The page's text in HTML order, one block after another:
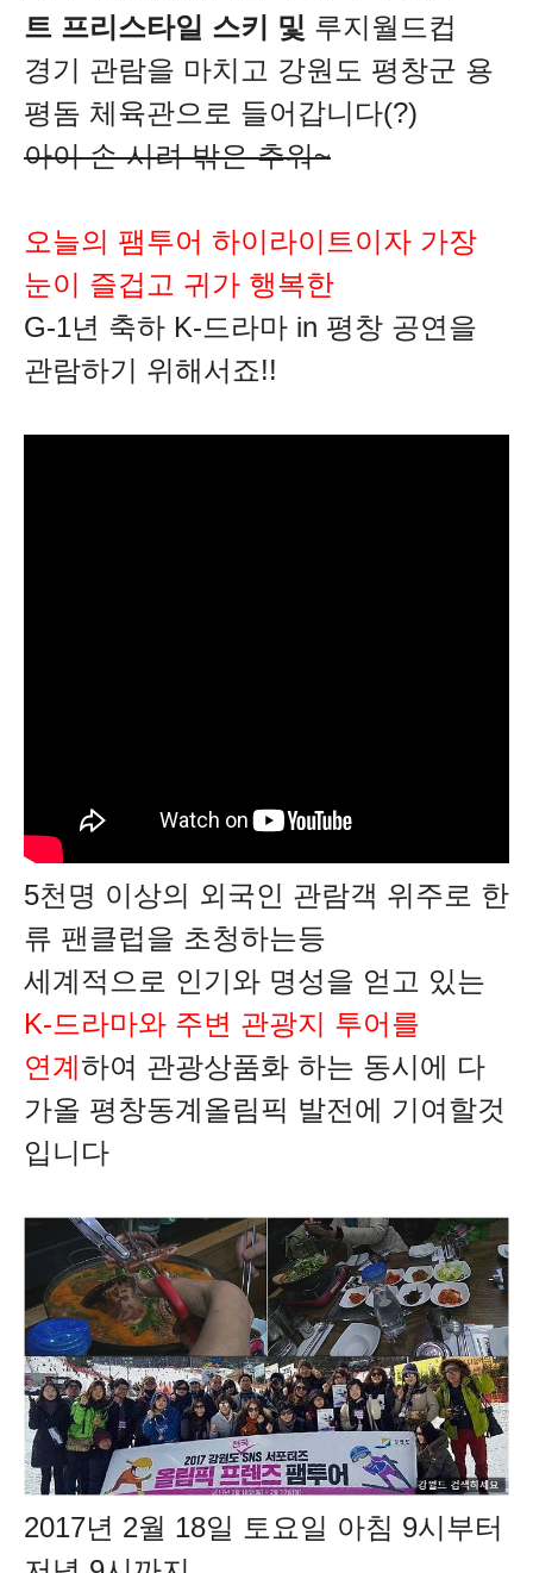
트 프리스타일 스키 및 루지월드컵
경기 관람을 마치고 강원도 평창군 용
평돔 체육관으로 들어갑니다(?)
아이 손 시려 밖은 추워~
오늘의 팸투어 하이라이트이자 가장
눈이 즐겁고 귀가 행복한
G-1년 축하 K-드라마 in 평창 공연을
관람하기 위해서죠!!
5천명 이상의 외국인 관람객 위주로 한
류 팬클럽을 초청하는등
세계적으로 인기와 명성을 얻고 있는
K-드라마와 주변 관광지 투어를
연계 하여 관광상품화 하는 동시에 다
가올 평창동계올림픽 발전에 기여할것
입니다
2017년 2월 18일 토요일 아침 9시부터